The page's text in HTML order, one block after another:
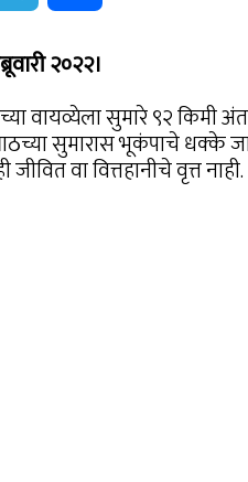
२०२२।
वायव्येला सुमारे ९२
सुमारास भूकंपाचे धक्के
वा वित्तहानीचे वृत्त नाही.